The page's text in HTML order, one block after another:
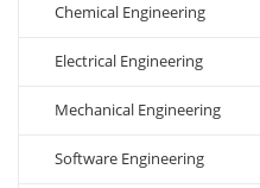
Chemical Engineering
Electrical Engineering
Mechanical Engineering
Software Engineering